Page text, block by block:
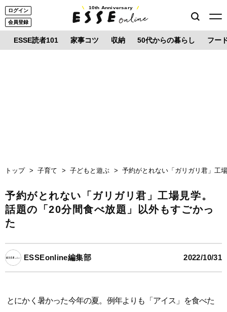
ログイン
会員登録
10th Anniversary
ESSE読者101 家事コツ 収納 50代からの暮らし フー
トップ 子育て 子どもと遊ぶ 予約がとれない「ガリガリ君」工
予約がとれない「ガリガリ君」工場見学。
話題の「20分間食べ放題」以外もすごかっ
た
ESSEonline編集部 2022/10/31
とにかく暑かった今年の夏。例年よりも「アイス」を食べた